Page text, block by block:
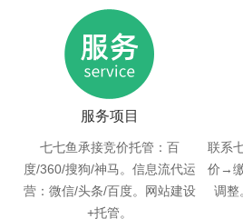
提示：浏览本站请静心阅读，因为都是
咨询竞价托管请不要用小号
恭喜七七鱼网站获得必应搜索头条位置
服务项目
七七鱼承接竞价托管：百
度/360/搜狗/神马。信息流代运
营：微信/头条/百度。网站建设
+托管。
联系
价→
调整